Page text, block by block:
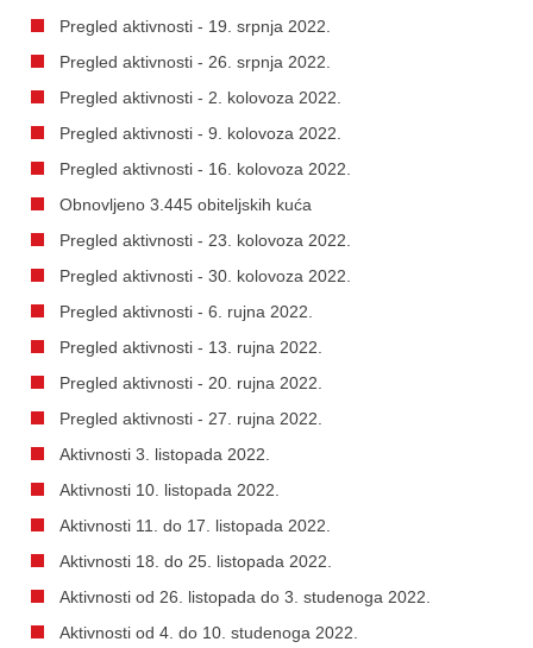
Pregled aktivnosti - 19. srpnja 2022.
Pregled aktivnosti - 26. srpnja 2022.
Pregled aktivnosti - 2. kolovoza 2022.
Pregled aktivnosti - 9. kolovoza 2022.
Pregled aktivnosti - 16. kolovoza 2022.
Obnovljeno 3.445 obiteljskih kuća
Pregled aktivnosti - 23. kolovoza 2022.
Pregled aktivnosti - 30. kolovoza 2022.
Pregled aktivnosti - 6. rujna 2022.
Pregled aktivnosti - 13. rujna 2022.
Pregled aktivnosti - 20. rujna 2022.
Pregled aktivnosti - 27. rujna 2022.
Aktivnosti 3. listopada 2022.
Aktivnosti 10. listopada 2022.
Aktivnosti 11. do 17. listopada 2022.
Aktivnosti 18. do 25. listopada 2022.
Aktivnosti od 26. listopada do 3. studenoga 2022.
Aktivnosti od 4. do 10. studenoga 2022.